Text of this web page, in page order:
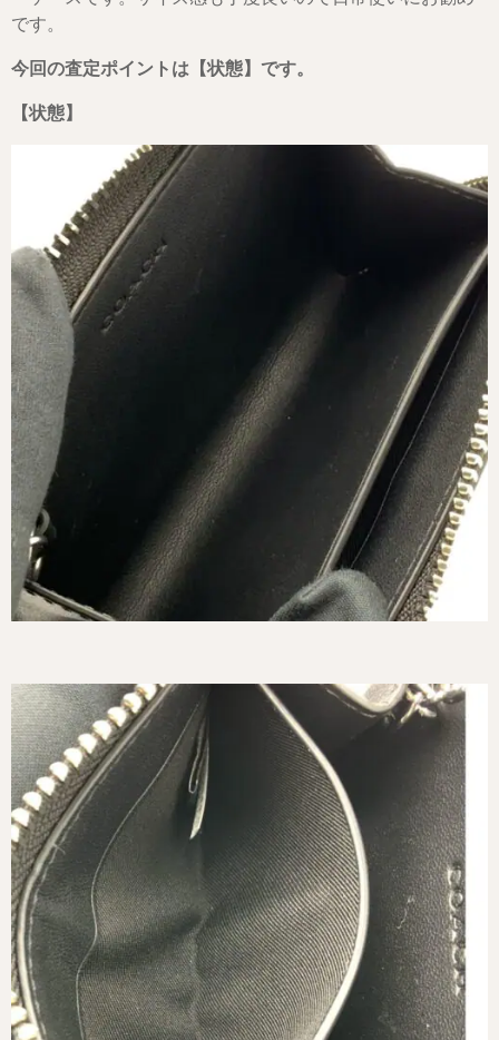
です。
今回の査定ポイントは 【状態】 です。
【状態】